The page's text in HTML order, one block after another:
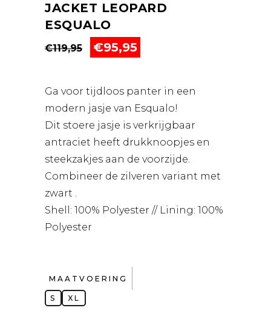
JACKET LEOPARD
ESQUALO
€119,95
Oorspronkelijke
prijs
€119,95.
€95,95
prijs
€95,95.
Ga voor tijdloos panter in een
modern jasje van Esqualo!
Dit stoere jasje is verkrijgbaar
antraciet heeft drukknoopjes en
steekzakjes aan de voorzijde.
Combineer de zilveren variant met
zwart .
Shell: 100% Polyester // Lining: 100%
Polyester
MAATVOERING
S XL